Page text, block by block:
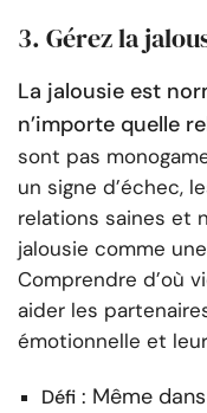
3. Gérez la
La jalousie est
n’importe quelle
sont pas
un signe d’échec,
relations saines et
jalousie comme
Comprendre d’où
aider les
émotionnelle et
Défi : Même